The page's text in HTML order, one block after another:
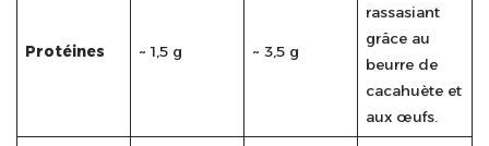
Protéines ~ 1,5 g ~ 3,5 g
rassasiant
grâce au
beurre de
cacahuète et
aux œufs.